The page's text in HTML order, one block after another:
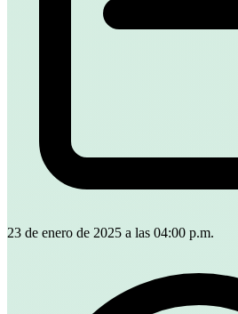
23 de enero de 2025 a las 04:00 p.m.